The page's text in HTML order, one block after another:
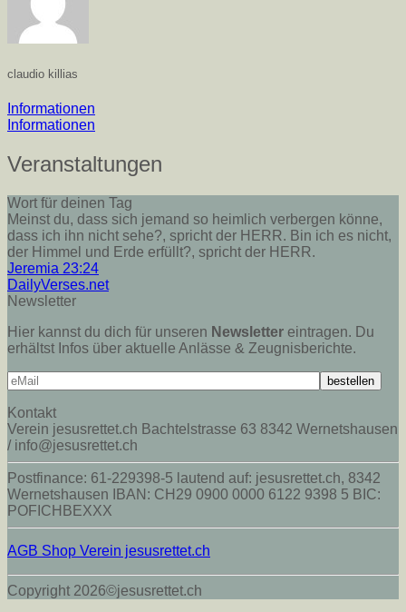
claudio killias
Informationen
Informationen
Veranstaltungen
Wort für deinen Tag
Meinst du, dass sich jemand so heimlich verbergen könne,
dass ich ihn nicht sehe?, spricht der HERR. Bin ich es nicht,
der Himmel und Erde erfüllt?, spricht der HERR.
Jeremia 23:24
DailyVerses.net
Newsletter
Hier kannst du dich für unseren Newsletter eintragen. Du
erhältst Infos über aktuelle Anlässe & Zeugnisberichte.
Kontakt
Verein jesusrettet.ch Bachtelstrasse 63 8342 Wernetshausen
/ info@jesusrettet.ch
Postfinance: 61-229398-5 lautend auf: jesusrettet.ch, 8342
Wernetshausen IBAN: CH29 0900 0000 6122 9398 5 BIC:
POFICHBEXXX
AGB Shop Verein jesusrettet.ch
Copyright 2026©jesusrettet.ch